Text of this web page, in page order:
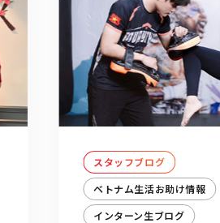
スタッフブログ
ベトナム生活お助け情報
インターン生ブログ